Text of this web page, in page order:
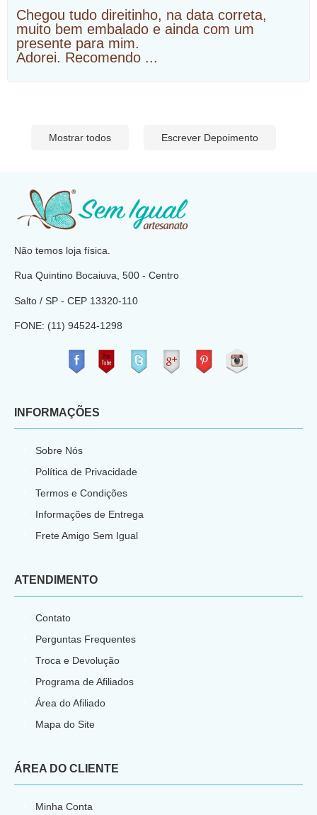
Chegou tudo direitinho, na data correta,
muito bem embalado e ainda com um
presente para mim.
Adorei. Recomendo ...
Mostrar todos Escrever Depoimento
Não temos loja física.
Rua Quintino Bocaiuva, 500 - Centro
Salto / SP - CEP 13320-110
FONE: (11) 94524-1298
INFORMAÇÕES
Sobre Nós
Política de Privacidade
Termos e Condições
Informações de Entrega
Frete Amigo Sem Igual
ATENDIMENTO
Contato
Perguntas Frequentes
Troca e Devolução
Programa de Afiliados
Área do Afiliado
Mapa do Site
ÁREA DO CLIENTE
Minha Conta